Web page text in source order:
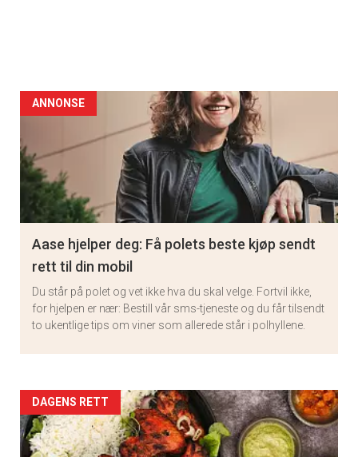
×
ANNONSE
Aase hjelper deg: Få polets beste kjøp sendt
rett til din mobil
Du står på polet og vet ikke hva du skal velge. Fortvil ikke,
for hjelpen er nær: Bestill vår sms-tjeneste og du får tilsendt
to ukentlige tips om viner som allerede står i polhyllene.
Artikler
detail
DAGENS RETT